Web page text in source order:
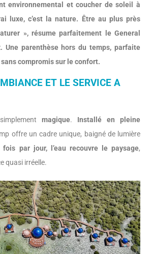
environnemental et coucher de soleil à
luxe, c’est la nature. Être au plus près
», résume parfaitement le General
Une parenthèse hors du temps, parfaite
compromis sur le confort.
ET LE SERVICE A
magique. Installé en pleine
offre un cadre unique, baigné de lumière
fois par jour, l’eau recouvre le paysage,
quasi irréelle.